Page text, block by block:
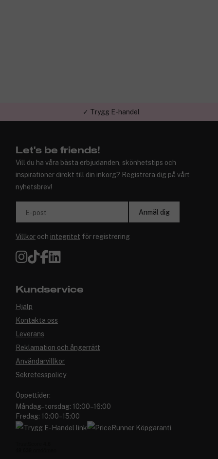
✓ Trygg E-handel
Let's be friends!
Vill du ha våra bästa erbjudanden, skönhetstips och
inspirationer direkt till din inkorg? Registrera dig på vårt
nyhetsbrev!
E-post Anmäl dig
Villkor och integritet för registrering
Kundservice
Hjälp
Kontakta oss
Leverans
Reklamation och ångerrätt
Användarvillkor
Sekretesspolicy
Öppettider:
Måndag–torsdag: 10:00–16:00
Fredag: 10:00–15:00